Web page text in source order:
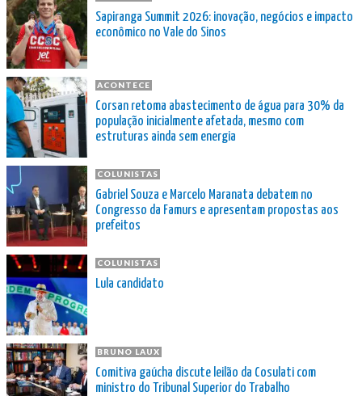
Sapiranga Summit 2026: inovação, negócios e impacto
econômico no Vale do Sinos
ACONTECE
Corsan retoma abastecimento de água para 30% da
população inicialmente afetada, mesmo com
estruturas ainda sem energia
COLUNISTAS
Gabriel Souza e Marcelo Maranata debatem no
Congresso da Famurs e apresentam propostas aos
prefeitos
COLUNISTAS
Lula candidato
BRUNO LAUX
Comitiva gaúcha discute leilão da Cosulati com
ministro do Tribunal Superior do Trabalho